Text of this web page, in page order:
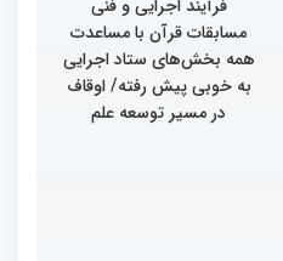
فرآیند اجرایی و فنی
مسابقات قرآن با مساعدت
همه بخش‌های ستاد اجرایی
به خوبی پیش رفته/ اوقاف
در مسیر توسعه علم